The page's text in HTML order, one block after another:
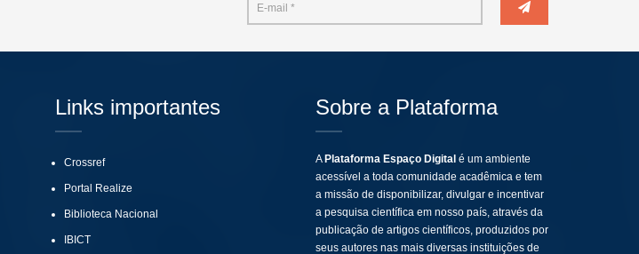
Links importantes
Crossref
Portal Realize
Biblioteca Nacional
IBICT
Sobre a Plataforma
A Plataforma Espaço Digital é um ambiente
acessível a toda comunidade acadêmica e tem
a missão de disponibilizar, divulgar e incentivar
a pesquisa científica em nosso país, através da
publicação de artigos científicos, produzidos por
seus autores nas mais diversas instituições de